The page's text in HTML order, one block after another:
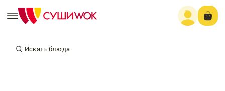
Искать блюда